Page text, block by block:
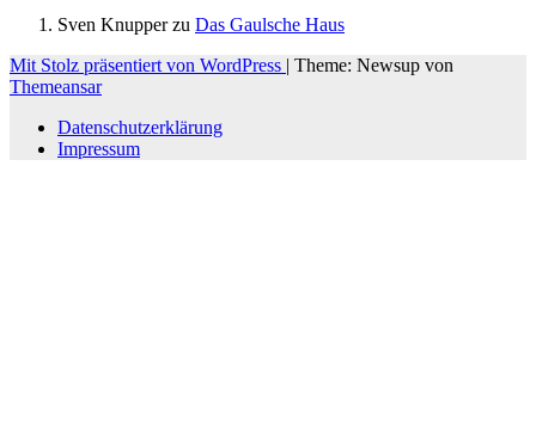
Sven Knupperzu Das Gaulsche Haus
Mit Stolz präsentiert von WordPress | Theme: Newsup von
Themeansar
Datenschutzerklärung
Impressum